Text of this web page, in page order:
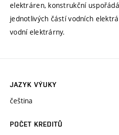
elektráren, konstrukční
jednotlivých částí vodních
vodní elektrárny.
JAZYK VÝUKY
čeština
POČET KREDITŮ